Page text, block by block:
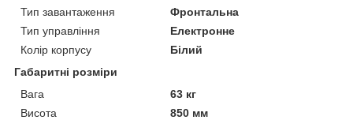
Тип завантаження
Фронтальна
Тип управління
Електронне
Колір корпусу
Білий
Габаритні розміри
Вага
63 кг
Висота
850 мм